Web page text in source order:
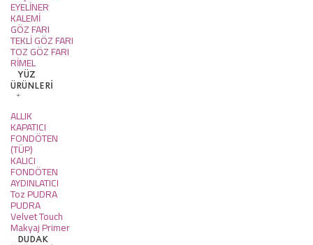
EYELİNER
KALEMİ
GÖZ FARI
TEKLİ GÖZ FARI
TOZ GÖZ FARI
RİMEL
YÜZ
ÜRÜNLERİ
ALLIK
KAPATICI
FONDÖTEN
(TÜP)
KALICI
FONDÖTEN
AYDINLATICI
Toz PUDRA
PUDRA
Velvet Touch
Makyaj Primer
DUDAK